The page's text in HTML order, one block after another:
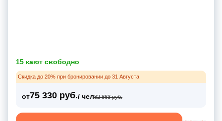
15 кают свободно
Скидка до 20% при бронировании до 31 Августа
от75 330 руб./ чел82 863 руб.